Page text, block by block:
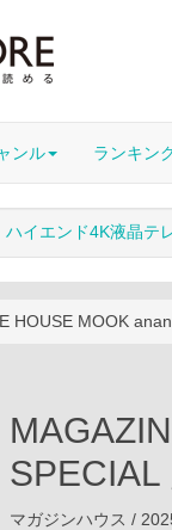
ンル ランキン
イエンド4K液晶テ
HOUSE MOOK
マガジンハウス /